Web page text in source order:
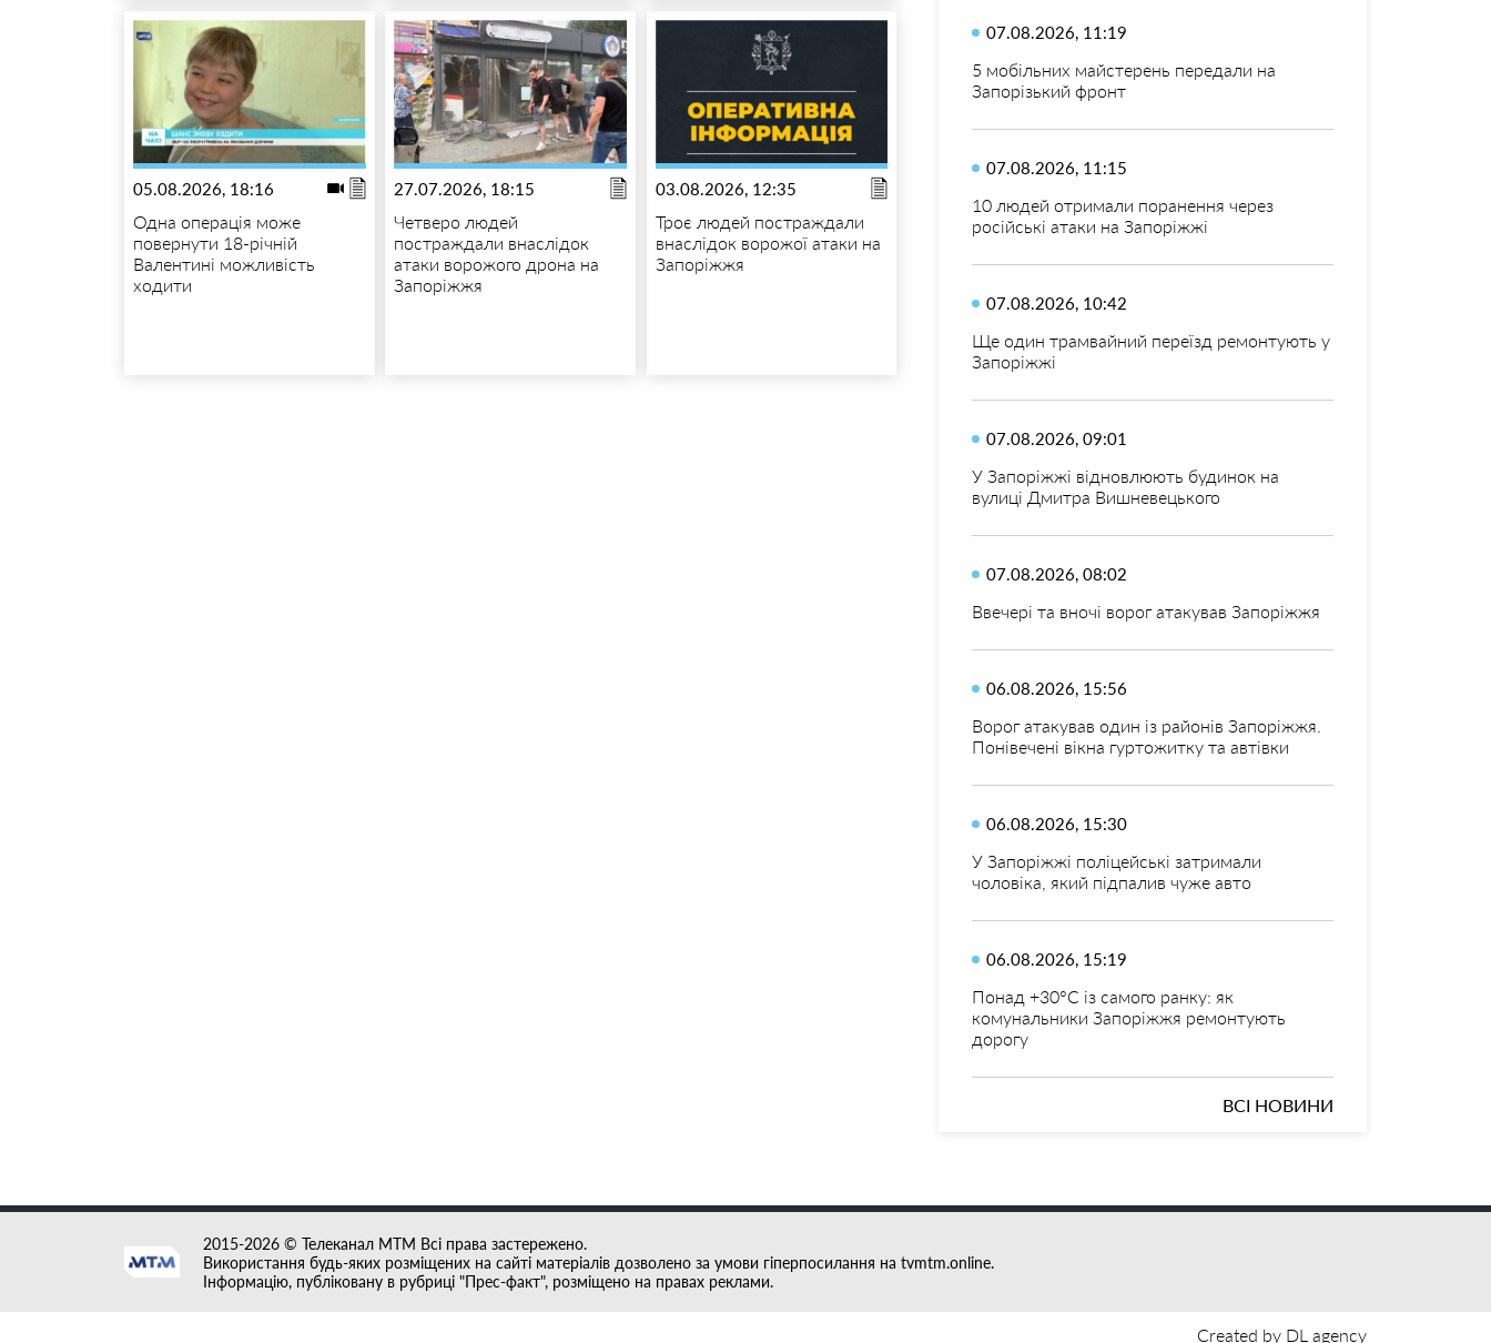
05.08.2026, 18:16
Одна операція може
повернути 18-річній
Валентині можливість
ходити
27.07.2026, 18:15
Четверо людей
постраждали внаслідок
атаки ворожого дрона на
Запоріжжя
03.08.2026, 12:35
Троє людей постраждали
внаслідок ворожої атаки на
Запоріжжя
07.08.2026, 11:19
5 мобільних майстерень передали на
Запорізький фронт
07.08.2026, 11:15
10 людей отримали поранення через
російські атаки на Запоріжжі
07.08.2026, 10:42
Ще один трамвайний переїзд ремонтують у
Запоріжжі
07.08.2026, 09:01
У Запоріжжі відновлюють будинок на
вулиці Дмитра Вишневецького
07.08.2026, 08:02
Ввечері та вночі ворог атакував Запоріжжя
06.08.2026, 15:56
Ворог атакував один із районів Запоріжжя.
Понівечені вікна гуртожитку та автівки
06.08.2026, 15:30
У Запоріжжі поліцейські затримали
чоловіка, який підпалив чуже авто
06.08.2026, 15:19
Понад +30°C із самого ранку: як
комунальники Запоріжжя ремонтують
дорогу
ВСІ НОВИНИ
2015-2026 © Телеканал MTM Всі права застережено.
Використання будь-яких розміщених на сайті матеріалів дозволено за умови гіперпосилання на tvmtm.online.
Інформацію, публіковану в рубриці "Прес-факт", розміщено на правах реклами.
Created by DL agency